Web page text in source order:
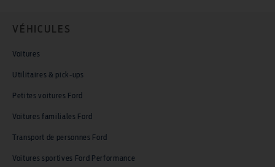
VÉHICULES
Voitures
Utilitaires & pick-ups
Petites voitures Ford
Voitures familiales Ford
Transport de personnes Ford
Voitures sportives Ford Performance